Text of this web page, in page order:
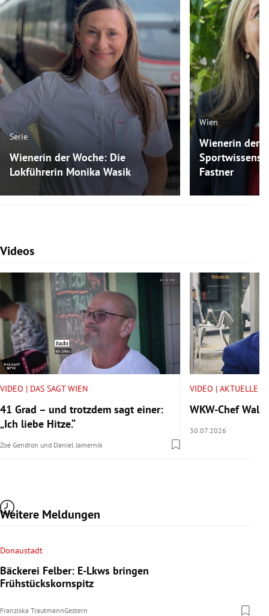
Serie
Wienerin der Woche: Die
Lokführerin Monika Wasik
Wien
Wienerin der
Fastner
Videos
Slide 1 von 7
VIDEO | DAS SAGT WIEN
41 Grad – und trotzdem sagt einer:
„Ich liebe Hitze.“
Zoé Gendron und Daniel Jamernik
VIDEO | AKTUELLE
WKW-Chef
30.07.2026
Weitere Meldungen
Donaustadt
Bäckerei Felber: E-Lkws bringen
Frühstückskornspitz
Franziska TrautmannGestern